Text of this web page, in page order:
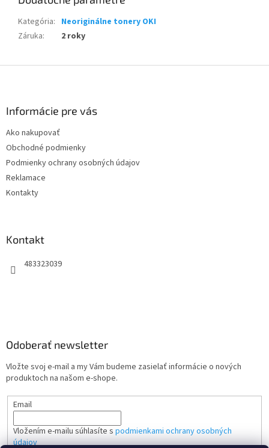
Kategória: Neoriginálne tonery OKI
Záruka: 2 roky
Informácie pre vás
Ako nakupovať
Obchodné podmienky
Podmienky ochrany osobných údajov
Reklamace
Kontakty
Kontakt
483323039
Odoberať newsletter
Vložte svoj e-mail a my Vám budeme zasielať informácie o nových
produktoch na našom e-shope.
Email
Vložením e-mailu súhlasíte s podmienkami ochrany osobných
údajov